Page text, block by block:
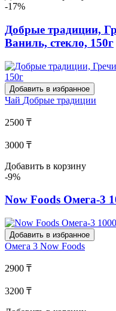
-17%
Добрые традиции,
Ваниль, стекло, 150г
Добавить в избранное
Чай Добрые традиции
2500 ₸
3000 ₸
Добавить в корзину
-9%
Now Foods Омега-3
Добавить в избранное
Омега 3 Now Foods
2900 ₸
3200 ₸